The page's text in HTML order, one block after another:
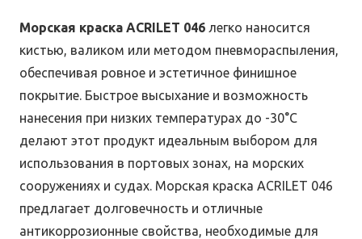
Морская краска ACRILET 046 легко наносится
кистью, валиком или методом пневмораспыления,
обеспечивая ровное и эстетичное финишное
покрытие. Быстрое высыхание и возможность
нанесения при низких температурах до -30°С
делают этот продукт идеальным выбором для
использования в портовых зонах, на морских
сооружениях и судах. Морская краска ACRILET 046
предлагает долговечность и отличные
антикоррозионные свойства, необходимые для